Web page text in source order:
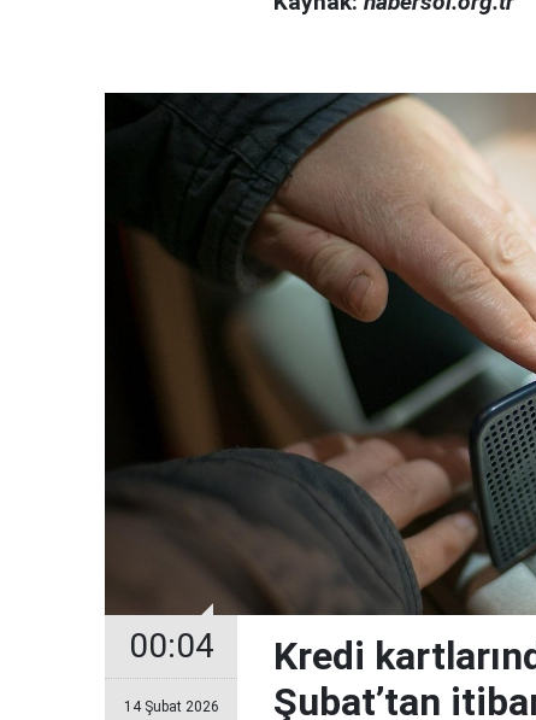
00:04
14 Şubat 2026
Kredi
Şubat’tan